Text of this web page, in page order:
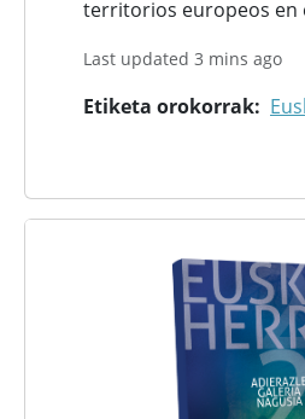
territorios europeos en
Last updated 3 mins ago
Etiketa orokorrak